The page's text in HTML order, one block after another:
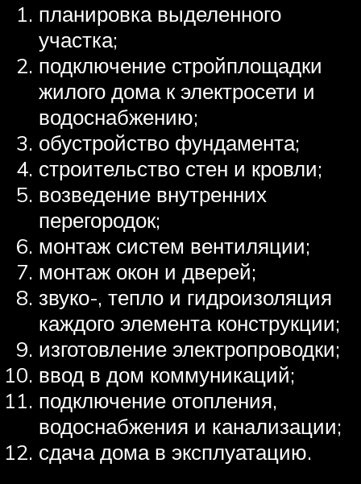
планировка выделенного
участка;
подключение стройплощадки
жилого дома к электросети и
водоснабжению;
обустройство фундамента;
строительство стен и кровли;
возведение внутренних
перегородок;
монтаж систем вентиляции;
монтаж окон и дверей;
звуко-, тепло и гидроизоляция
каждого элемента конструкции;
изготовление электропроводки;
ввод в дом коммуникаций;
подключение отопления,
водоснабжения и канализации;
сдача дома в эксплуатацию.